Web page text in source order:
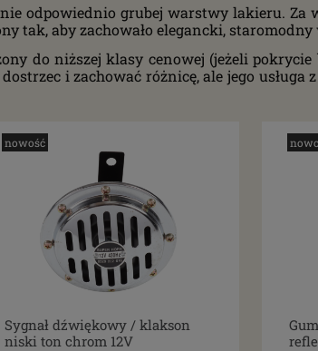
odpowiednio grubej warstwy lakieru. Za
tak, aby zachowało elegancki, staromodny
do niższej klasy cenowej (jeżeli
i zachować różnicę, ale jego usługa
Sygnał dźwiękowy / klakson
niski ton chrom 12V
nowość